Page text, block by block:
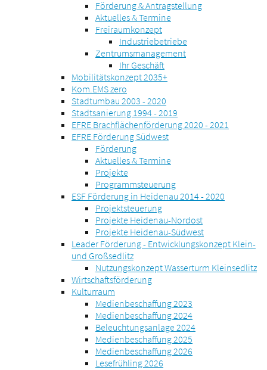
Förderung & Antragstellung
Aktuelles & Termine
Freiraumkonzept
Industriebetriebe
Zentrumsmanagement
Ihr Geschäft
Mobilitätskonzept 2035+
Kom.EMS zero
Stadtumbau 2003 - 2020
Stadtsanierung 1994 - 2019
EFRE Brachflächenförderung 2020 - 2021
EFRE Förderung Südwest
Förderung
Aktuelles & Termine
Projekte
Programmsteuerung
ESF Förderung in Heidenau 2014 - 2020
Projektsteuerung
Projekte Heidenau-Nordost
Projekte Heidenau-Südwest
Leader Förderung - Entwicklungskonzept Klein-
und Großsedlitz
Nutzungskonzept Wasserturm Kleinsedlitz
Wirtschaftsförderung
Kulturraum
Medienbeschaffung 2023
Medienbeschaffung 2024
Beleuchtungsanlage 2024
Medienbeschaffung 2025
Medienbeschaffung 2026
Lesefrühling 2026